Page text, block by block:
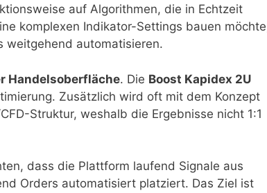
auf Algorithmen, die in Echtzeit
komplexen Indikator-Settings bauen
weitgehend automatisieren.
Handelsoberfläche. Die Boost Kapidex 2U
Zusätzlich wird oft mit dem Konzept
Struktur, weshalb die Ergebnisse nicht 1:1
dass die Plattform laufend Signale aus
Orders automatisiert platziert. Das Ziel ist